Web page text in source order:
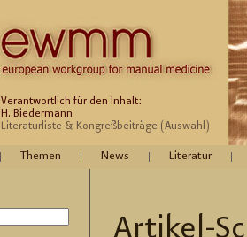
Verantwortlich für den Inhalt:
H. Biedermann
Literaturliste & Kongreßbeiträge (Auswahl)
Themen News Literatur